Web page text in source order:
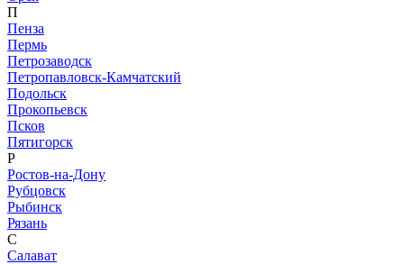
П
Пенза
Пермь
Петрозаводск
Петропавловск-Камчатский
Подольск
Прокопьевск
Псков
Пятигорск
Р
Ростов-на-Дону
Рубцовск
Рыбинск
Рязань
С
Салават